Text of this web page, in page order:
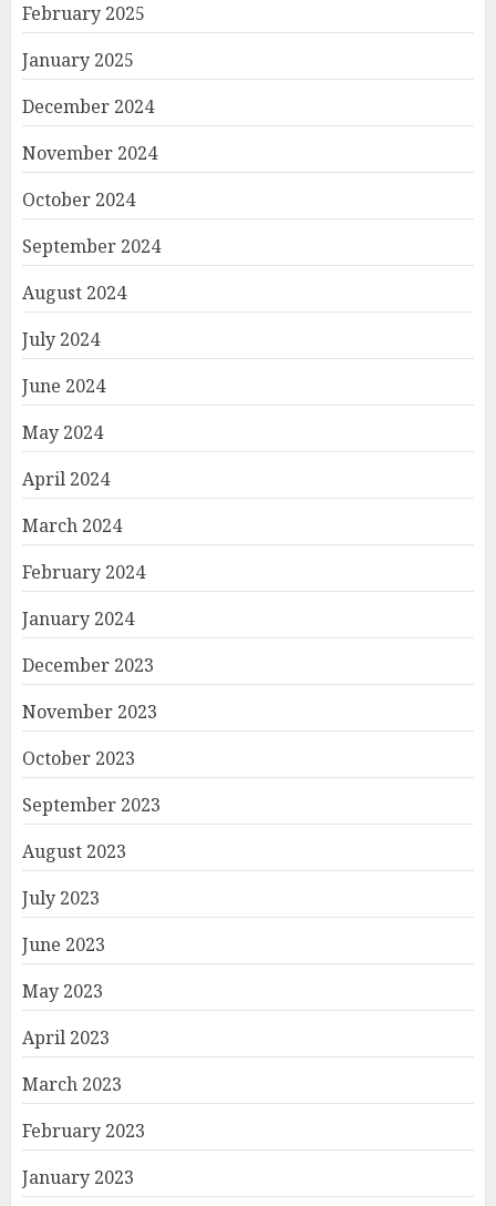
February 2025
January 2025
December 2024
November 2024
October 2024
September 2024
August 2024
July 2024
June 2024
May 2024
April 2024
March 2024
February 2024
January 2024
December 2023
November 2023
October 2023
September 2023
August 2023
July 2023
June 2023
May 2023
April 2023
March 2023
February 2023
January 2023